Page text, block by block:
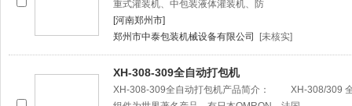
重式灌装机、中包装液体灌装机、防
[河南郑州市]
郑州市中泰包装机械设备有限公司
[未核实]
XH-308-309全自动打包机
XH-308-309全自动打包机产品简介： XH-308/309 全